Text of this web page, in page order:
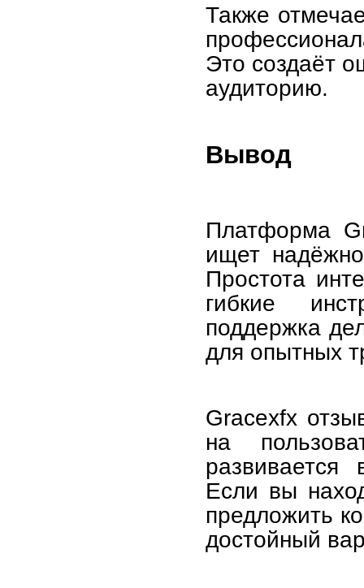
Также
Это создаёт
аудиторию.
Вывод
Платформа
ищет
Простота
гибкие
поддержка
для опытных
Gracexfx
на
Если вы
предложить
достойный